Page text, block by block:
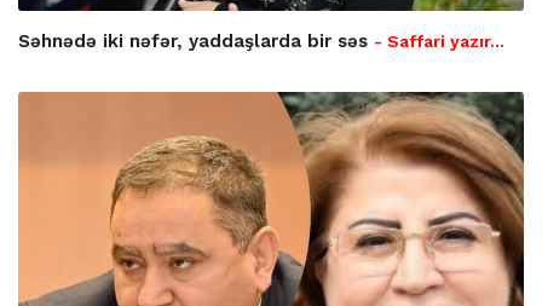
Səhnədə iki nəfər, yaddaşlarda bir səs - Saffari yazır…